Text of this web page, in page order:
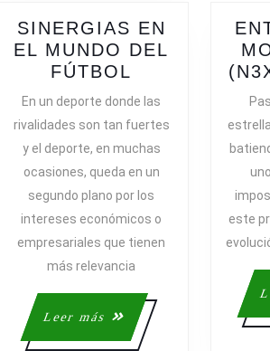
SUPRIME
MARCHA
SINERGIAS EN
EL MUNDO DEL
FÚTBOL SINERGIAS
EN
MUNDO
DEL
FÚTBOL
En un deporte donde las
rivalidades son tan fuertes
y el deporte, en muchas
ocasiones, queda en un
segundo plano por los
intereses económicos o
empresariales que tienen
más relevancia
Leer más
Leer
más
este